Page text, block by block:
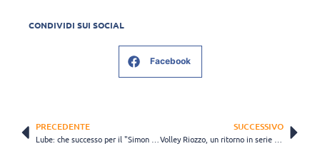
CONDIVIDI SUI SOCIAL
Facebook
PRECEDENTE SUCCESSIVO